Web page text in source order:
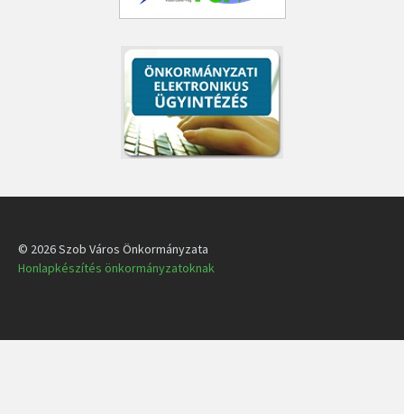
© 2026 Szob Város Önkormányzata
Honlapkészítés önkormányzatoknak